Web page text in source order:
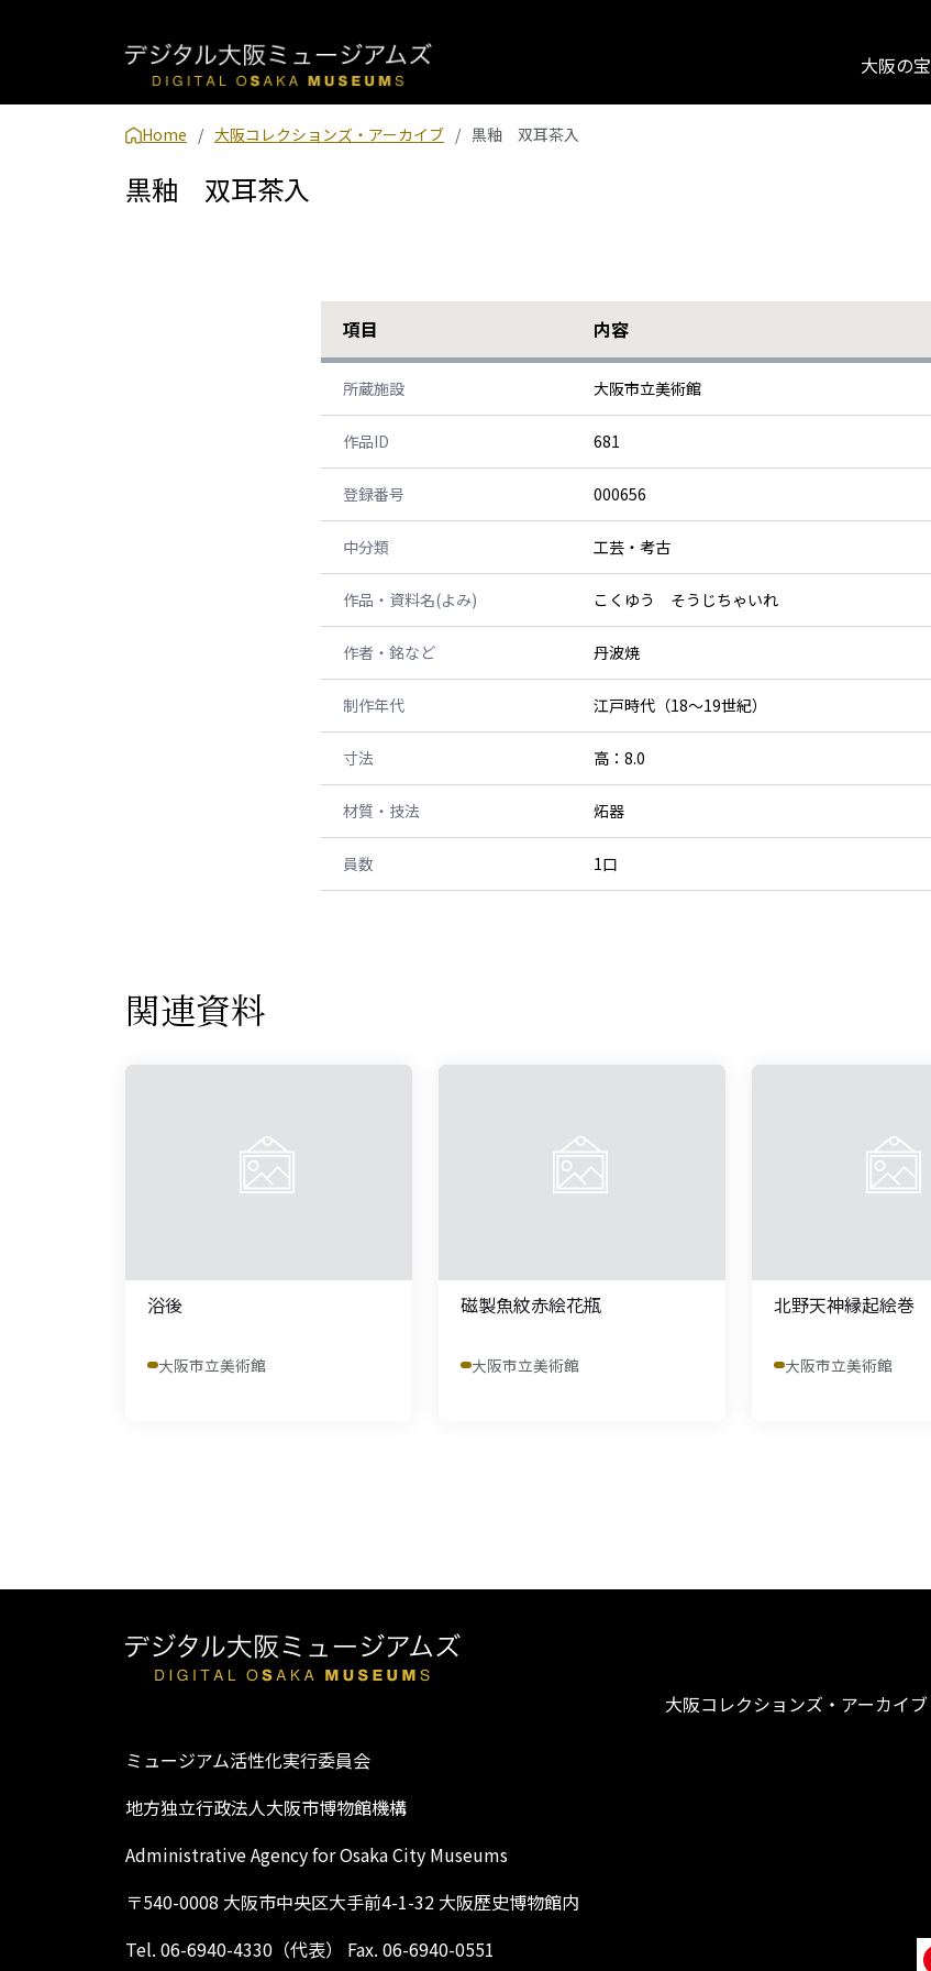
大阪の宝
Home 大阪コレクションズ・アーカイブ 黒釉 双耳茶入
黒釉 双耳茶入
項目 内容
所蔵施設 大阪市立美術館
作品ID 681
登録番号 000656
中分類 工芸・考古
作品・資料名(よみ) こくゆう そうじちゃいれ
作者・銘など 丹波焼
制作年代 江戸時代（18～19世紀）
寸法 高：8.0
材質・技法 炻器
員数 1口
関連資料
浴後
大阪市立美術館
磁製魚紋赤絵花瓶
大阪市立美術館
北野天神縁起絵巻
大阪市立美術館
大阪コレクションズ・アーカイブ
ミュージアム活性化実行委員会
地方独立行政法人大阪市博物館機構
Administrative Agency for Osaka City Museums
〒540-0008 大阪市中央区大手前4-1-32 大阪歴史博物館内
Tel. 06-6940-4330（代表） Fax. 06-6940-0551